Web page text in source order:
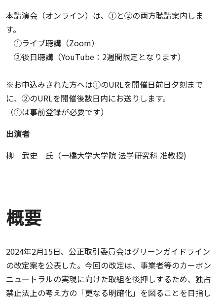
本講演会（オンライン）は、①と②の両方聴講案内しま
す。
①ライブ聴講（Zoom）
②後日聴講（YouTube：2週間限定となります）
※お申込みされた方へは①のURLを開催日前日夕刻まで
に、②のURLを開催後数日内にお送りします。
（①は事前登録が必要です）
出演者
柳 武史 氏（一橋大学大学院 法学研究科 准教授)
概要
2024年2月15日、公正取引委員会はグリーンガイドライン
の改定案を公表した。今回の改定は、事業者等のカーボン
ニュートラルの実現に向けた取組を後押しするため、独占
禁止法上の考え方の「更なる明確化」を図ることを目指し